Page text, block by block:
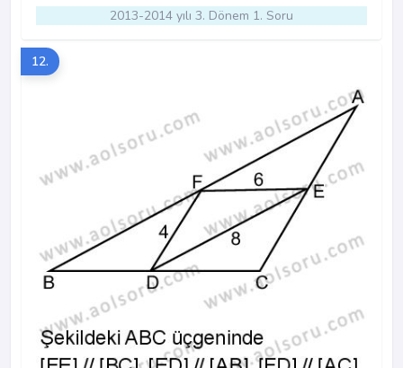
2013-2014 yılı 3. Dönem 1. Soru
12.